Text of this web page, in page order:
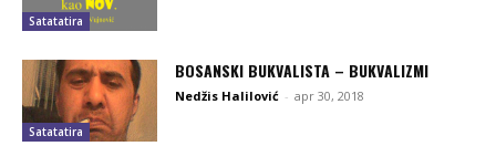
Satatatira
Satatatira
BOSANSKI BUKVALISTA – BUKVALIZMI
Nedžis Halilović - apr 30, 2018